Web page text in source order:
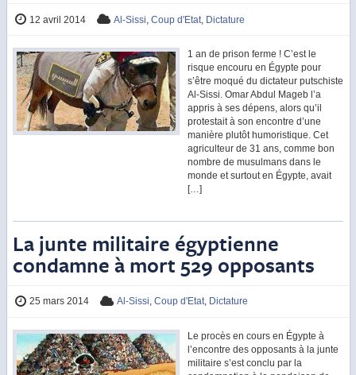
12 avril 2014 Al-Sissi ,Coup d'Etat Dictature
1 an de prison ferme ! C’est le
risque encouru en Égypte pour
s’être moqué du dictateur putschiste
Al-Sissi. Omar Abdul Mageb l’a
appris à ses dépens, alors qu’il
protestait à son encontre d’une
manière plutôt humoristique. Cet
agriculteur de 31 ans, comme bon
nombre de musulmans dans le
monde et surtout en Égypte, avait
[…]
La junte militaire égyptienne
condamne à mort 529 opposants
25 mars 2014 Al-Sissi,Coup d'Etat, Dictature
Le procès en cours en Égypte à
l’encontre des opposants à la junte
militaire s’est conclu par la